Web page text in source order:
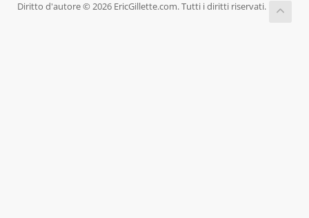
Diritto d'autore © 2026 EricGillette.com. Tutti i diritti riservati.